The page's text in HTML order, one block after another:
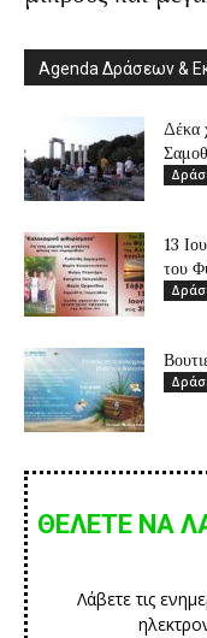
Agenda Δράσεων &
Δέκα
13
του
ΘΕΛΕΤΕ ΝΑ
Λάβετε τις